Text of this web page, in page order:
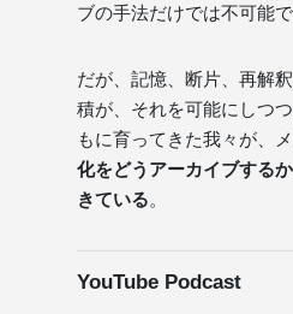
ブの手法だけでは不可能で
だが、記憶、断片、再解
積が、それを可能にしつ
もに育ってきた我々が、
化をどうアーカイブする
きている。
YouTube Podcast